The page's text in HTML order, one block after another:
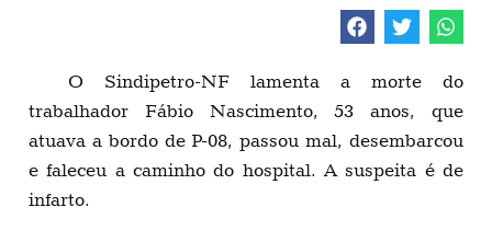
O Sindipetro-NF lamenta a morte do
trabalhador Fábio Nascimento, 53 anos, que
atuava a bordo de P-08, passou mal, desembarcou
e faleceu a caminho do hospital. A suspeita é de
infarto.